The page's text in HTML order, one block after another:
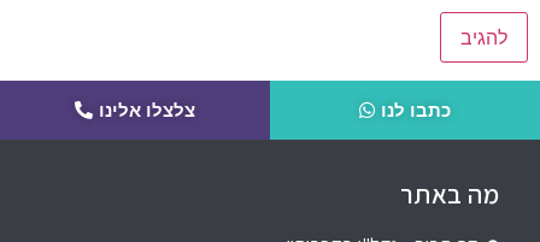
כתבו לנו צלצלו אלינו
מה באתר